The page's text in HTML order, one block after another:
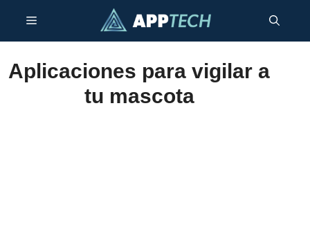
contenido
Menú
Aplicaciones para vigilar a
tu mascota